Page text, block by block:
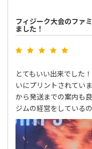
フィジーク大会のファ
ました！
とてもいい出来でした
いにプリントされてい
から発送までの案内も
ジムの経営をしている